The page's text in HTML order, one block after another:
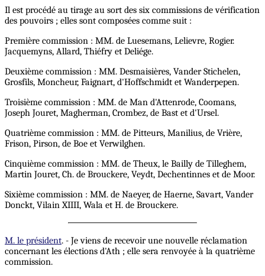
Il est procédé au tirage au sort des six commissions de vérification
des pouvoirs ; elles sont composées comme suit :
Première commission : MM. de Luesemans, Lelievre, Rogier.
Jacquemyns, Allard, Thiéfry et Deliége.
Deuxième commission : MM. Desmaisières, Vander Stichelen,
Grosfils, Moncheur, Faignart, d'Hoffschmidt et Wanderpepen.
Troisième commission : MM. de Man d'Attenrode, Coomans,
Joseph Jouret, Magherman, Crombez, de Bast et d'Ursel.
Quatrième commission : MM. de Pitteurs, Manilius, de Vrière,
Frison, Pirson, de Boe et Verwilghen.
Cinquième commission : MM. de Theux, le Bailly de Tilleghem,
Martin Jouret, Ch. de Brouckere, Veydt, Dechentinnes et de Moor.
Sixième commission : MM. de Naeyer, de Haerne, Savart, Vander
Donckt, Vilain XIIII, Wala et H. de Brouckere.
M. le président. - Je viens de recevoir une nouvelle réclamation
concernant les élections d'Ath ; elle sera renvoyée à la quatrième
commission.